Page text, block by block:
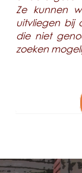
Ze kunnen
uitvliegen bij
die niet
zoeken